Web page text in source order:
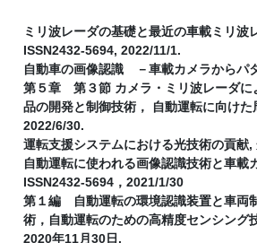
ミリ波レーダの基礎と最近の車載ミリ
ISSN2432-5694, 2022/11/1.
自動車の画像認識 －車載カメラからパ
第５章 第３節 カメラ・ミリ波レーダに
品の開発と制御技術， 自動運転に向け
2022/6/30.
運転支援システムにおける光技術の貢
自動運転に使われる画像認識技術と車
ISSN2432-5694，2021/1/30
第１編 自動運転の環境認識装置と車
術，自動運転のための高精度センシン
2020年11月30日.